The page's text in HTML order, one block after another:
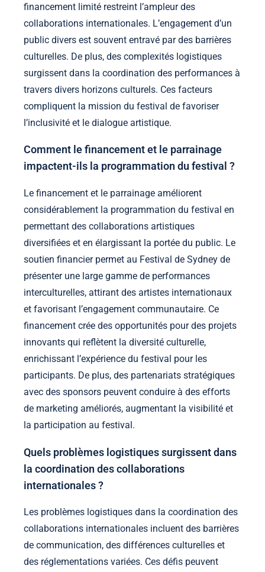
financement limité restreint l’ampleur des
collaborations internationales. L’engagement d’un
public divers est souvent entravé par des barrières
culturelles. De plus, des complexités logistiques
surgissent dans la coordination des performances à
travers divers horizons culturels. Ces facteurs
compliquent la mission du festival de favoriser
l’inclusivité et le dialogue artistique.
Comment le financement et le parrainage
impactent-ils la programmation du festival ?
Le financement et le parrainage améliorent
considérablement la programmation du festival en
permettant des collaborations artistiques
diversifiées et en élargissant la portée du public. Le
soutien financier permet au Festival de Sydney de
présenter une large gamme de performances
interculturelles, attirant des artistes internationaux
et favorisant l’engagement communautaire. Ce
financement crée des opportunités pour des projets
innovants qui reflètent la diversité culturelle,
enrichissant l’expérience du festival pour les
participants. De plus, des partenariats stratégiques
avec des sponsors peuvent conduire à des efforts
de marketing améliorés, augmentant la visibilité et
la participation au festival.
Quels problèmes logistiques surgissent dans
la coordination des collaborations
internationales ?
Les problèmes logistiques dans la coordination des
collaborations internationales incluent des barrières
de communication, des différences culturelles et
des réglementations variées. Ces défis peuvent